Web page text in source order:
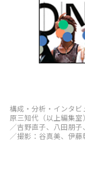
構成・分析・インタ
原三知代（以上編集室）
／吉野直子、八田朋
／撮影：谷真美、伊